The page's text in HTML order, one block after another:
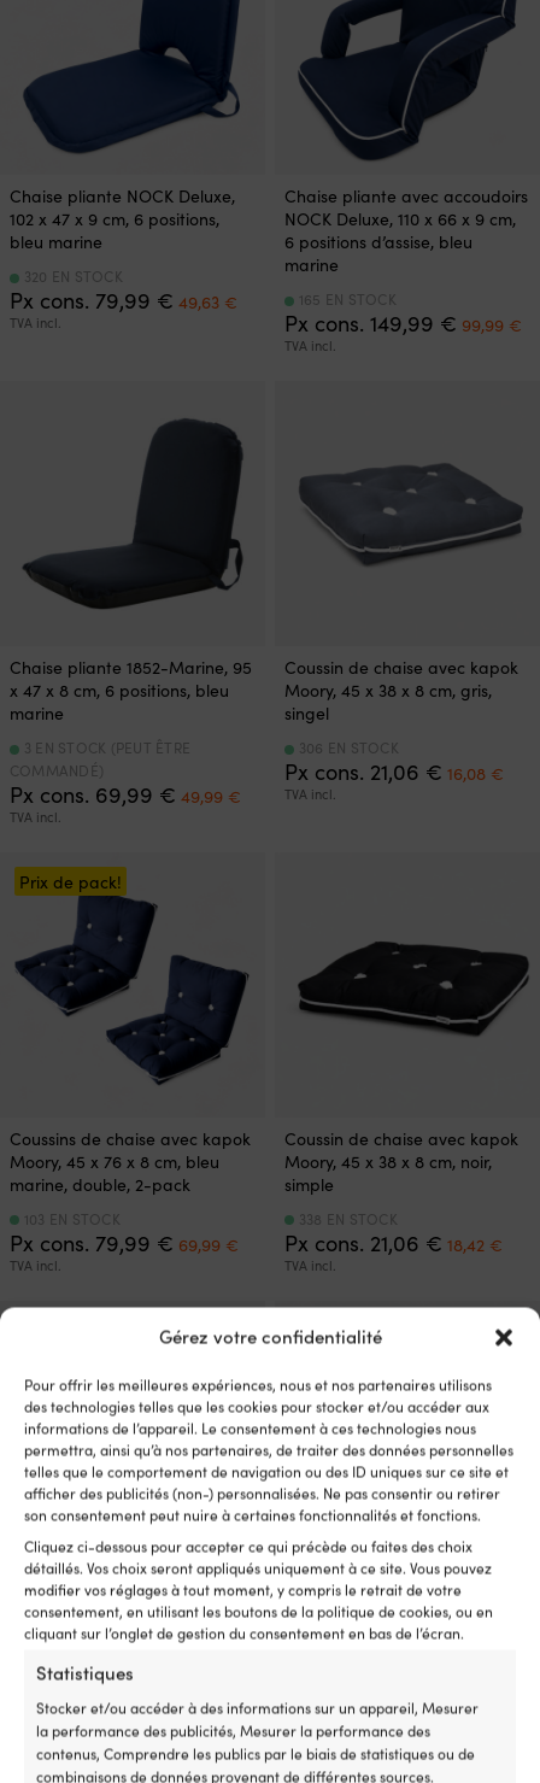
Gérez votre confidentialité
Pour offrir les meilleures expériences, nous et nos partenaires utilisons
des technologies telles que les cookies pour stocker et/ou accéder aux
informations de l’appareil. Le consentement à ces technologies nous
permettra, ainsi qu’à nos partenaires, de traiter des données personnelles
telles que le comportement de navigation ou des ID uniques sur ce site et
afficher des publicités (non-) personnalisées. Ne pas consentir ou retirer
son consentement peut nuire à certaines fonctionnalités et fonctions.
Cliquez ci-dessous pour accepter ce qui précède ou faites des choix
détaillés. Vos choix seront appliqués uniquement à ce site. Vous pouvez
modifier vos réglages à tout moment, y compris le retrait de votre
consentement, en utilisant les boutons de la politique de cookies, ou en
cliquant sur l’onglet de gestion du consentement en bas de l’écran.
Statistiques
Stocker et/ou accéder à des informations sur un appareil, Mesurer
la performance des publicités, Mesurer la performance des
contenus, Comprendre les publics par le biais de statistiques ou de
combinaisons de données provenant de différentes sources.
Chaise pliante NOCK Deluxe,
102 x 47 x 9 cm, 6 positions,
bleu marine
Px cons. 79,99 € Le
prix
49,63 €
actuel
TVA incl.
320 EN STOCK
Chaise pliante avec accoudoirs
NOCK Deluxe, 110 x 66 x 9 cm,
6 positions d’assise, bleu
marine
Px cons. 149,99 € Le
prix
99,99 €Le
TVA incl.
165 EN STOCK
Chaise pliante 1852-Marine, 95
x 47 x 8 cm, 6 positions, bleu
marine
Px cons. 69,99 € Le
prix
49,99 €
TVA incl.
3 EN STOCK (PEUT ÊTRE
COMMANDÉ)
Coussin de chaise avec kapok
Moory, 45 x 38 x 8 cm, gris,
singel
Px cons. 21,06 € Le
prix
16,08 €Le
TVA incl.
306 EN STOCK
Prix de pack!
Coussins de chaise avec kapok
Moory, 45 x 76 x 8 cm, bleu
marine, double, 2-pack
Px cons. 79,99 € Le
prix
était :
79,99 €.
69,99 €
est :
69,99 €.
TVA incl.
103 EN STOCK
Coussin de chaise avec kapok
Moory, 45 x 38 x 8 cm, noir,
simple
Px cons. 21,06 € Le
prix
était :
21,06 €.
18,42 €Le
est :
TVA incl.
338 EN STOCK
Coussin de chaise avec kapok
Moory, 45 x 76 x 8 cm, bleu
marine, double
41,30
prix
initial
était :
prix
actuel
est :
TVA incl.
207 EN STOCK
Prix de pack!
Coussins de chaise avec kapok
Moory, 45 x 38 x 8 cm, gris,
simple, 4-pack
prix
était :
TVA incl.